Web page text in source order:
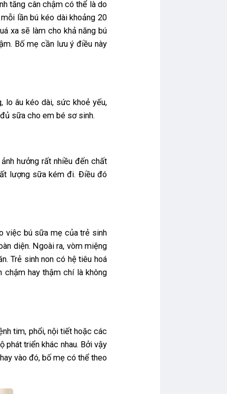
tăng cân chậm có thể là do
lần bú kéo dài khoảng 20
xa sẽ làm cho khả năng bú
Bố mẹ cần lưu ý điều này
lo âu kéo dài, sức khoẻ yếu,
sữa cho em bé sơ sinh.
hưởng rất nhiều đến chất
lượng sữa kém đi. Điều đó
việc bú sữa mẹ của trẻ sinh
diện. Ngoài ra, vòm miệng
Trẻ sinh non có hệ tiêu hoá
chậm hay thậm chí là không
tim, phổi, nội tiết hoặc các
triển khác nhau. Bởi vậy
vào đó, bố mẹ có thể theo